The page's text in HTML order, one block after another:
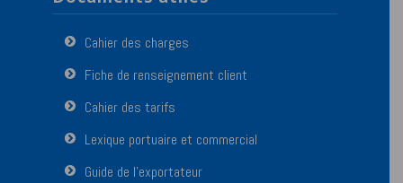
Cahier des charges
Fiche de renseignement client
Cahier des tarifs
Lexique portuaire et commercial
Guide de l’exportateur